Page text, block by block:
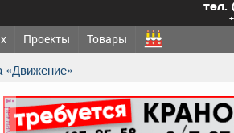
тел.
Проекты Товары
«Движение»
реклама